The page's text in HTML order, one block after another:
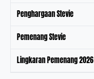
Penghargaan Stevie
Pemenang Stevie
Lingkaran Pemenang 2026